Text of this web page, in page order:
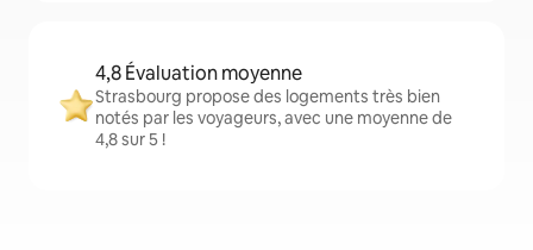
4,8 Évaluation moyenne
Strasbourg propose des logements très bien
notés par les voyageurs, avec une moyenne de
4,8 sur 5 !